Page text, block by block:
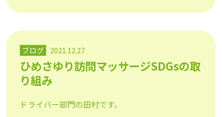
ブログ 2021.12.27
ひめさゆり訪問マッサージSDGsの取
り組み
ドライバー部門の田村です。